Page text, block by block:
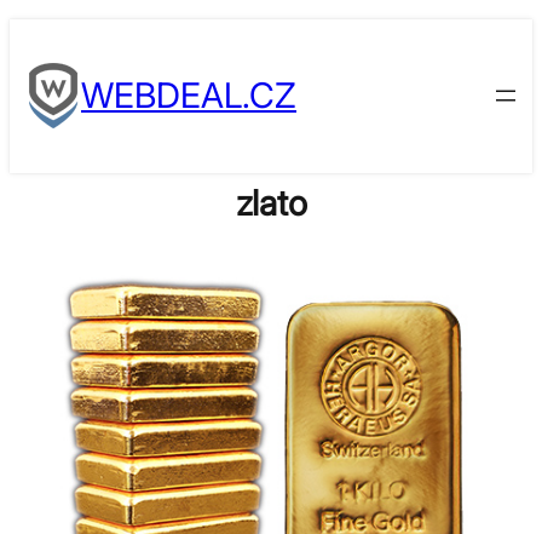
to
contentWEBDEAL.CZ
zlato